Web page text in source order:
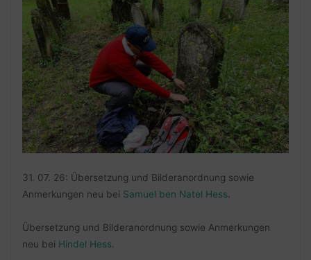
31. 07. 26: Übersetzung und Bilderanordnung sowie
Anmerkungen neu bei Samuel ben Natel Hess.
Übersetzung und Bilderanordnung sowie Anmerkungen
neu bei Hindel Hess.